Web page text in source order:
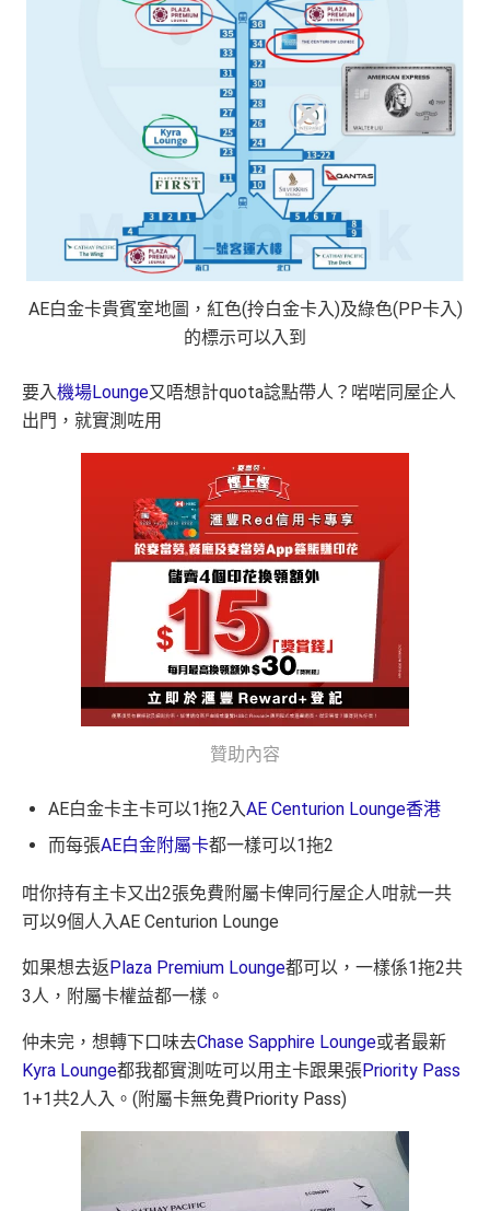
AE白金卡貴賓室地圖，紅色(拎白金卡入)及綠色(PP卡入)
的標示可以入到
要入機場Lounge又唔想計quota諗點帶人？啱啱同屋企人
出門，就實測咗用
贊助內容
AE白金卡主卡可以1拖2入AE Centurion Lounge香港
而每張AE白金附屬卡都一樣可以1拖2
咁你持有主卡又出2張免費附屬卡俾同行屋企人咁就一共
可以9個人入AE Centurion Lounge
如果想去返Plaza Premium Lounge都可以，一樣係1拖2共
3人，附屬卡權益都一樣。
仲未完，想轉下口味去Chase Sapphire Lounge或者最新
Kyra Lounge都我都實測咗可以用主卡跟果張Priority Pass
1+1共2人入。(附屬卡無免費Priority Pass)